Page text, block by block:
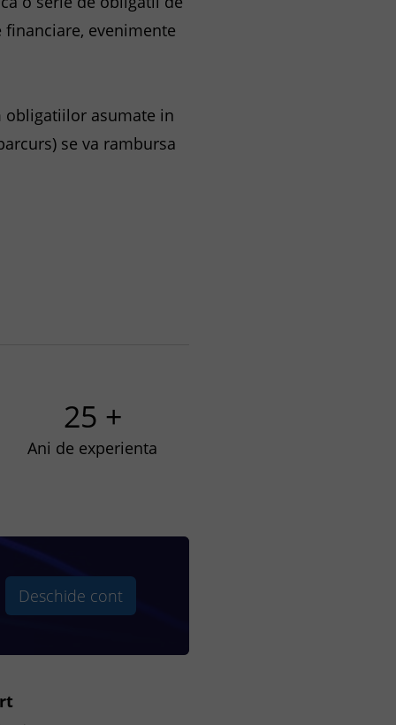
evenimente
obligatiilor asumate in
se va rambursa
25 +
Ani de experienta
Deschide cont